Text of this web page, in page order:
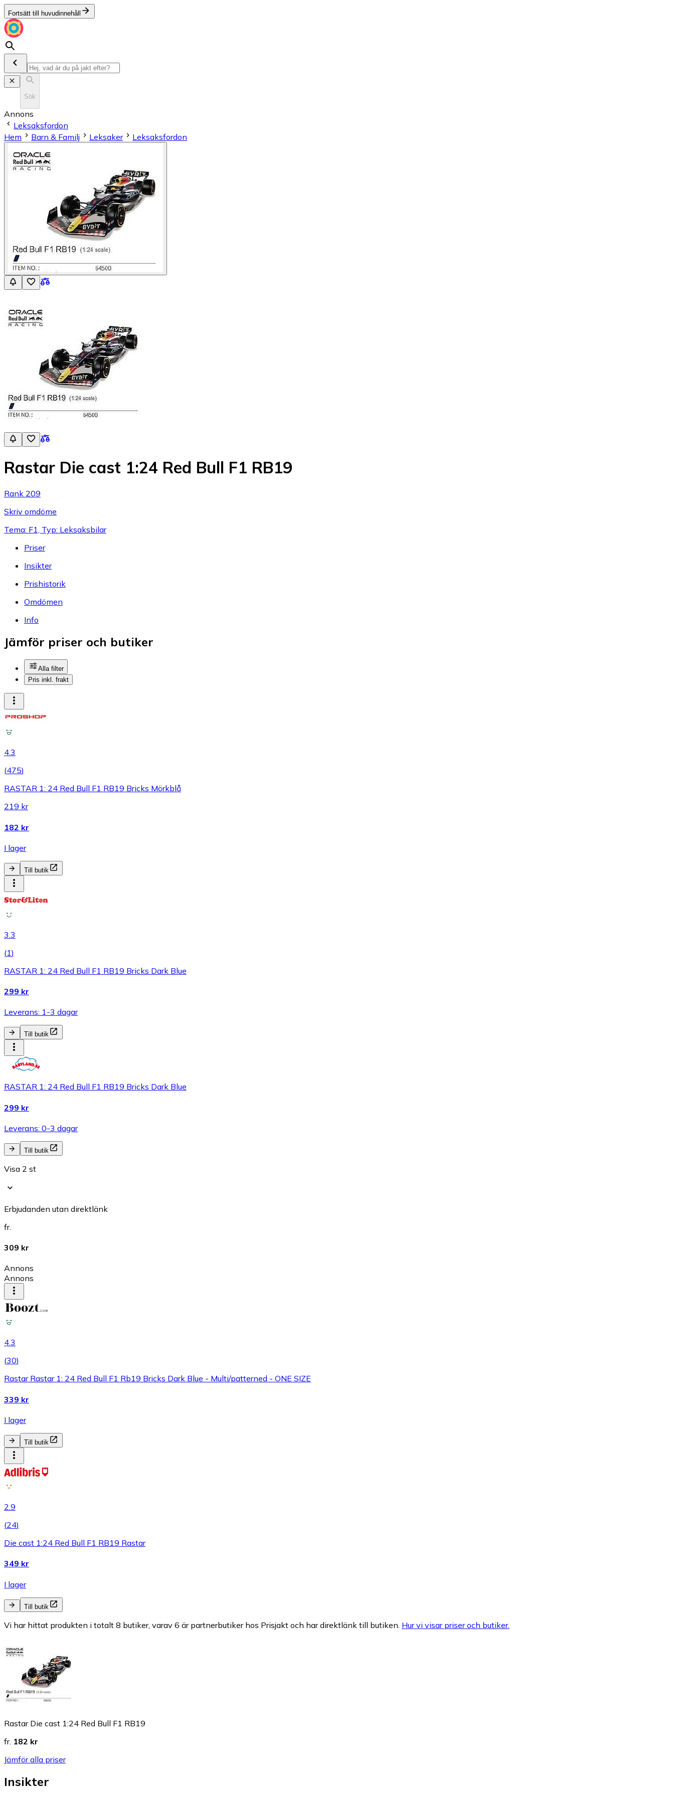
Fortsätt till huvudinnehåll
Sök
Annons
Leksaksfordon
Hem
Barn & Familj Leksaker Leksaksfordon
Rastar Die cast 1:24 Red Bull F1 RB19
Rank 209
Skriv omdöme
Tema: F1, Typ: Leksaksbilar
Priser
Insikter
Prishistorik
Omdömen
Info
Jämför priser och butiker
Alla filter
Pris inkl. frakt
4.3
(475)
RASTAR 1: 24 Red Bull F1 RB19 Bricks Mörkblå
219 kr
182 kr
I lager
Till butik
3.3
(1)
RASTAR 1: 24 Red Bull F1 RB19 Bricks Dark Blue
299 kr
Leverans: 1-3 dagar
Till butik
RASTAR 1: 24 Red Bull F1 RB19 Bricks Dark Blue
299 kr
Leverans: 0-3 dagar
Till butik
Visa 2 st
Erbjudanden utan direktlänk
fr.
309 kr
Annons
Annons
4.3
(30)
Rastar Rastar 1: 24 Red Bull F1 Rb19 Bricks Dark Blue - Multi/patterned - ONE SIZE
339 kr
I lager
Till butik
2.9
(24)
Die cast 1:24 Red Bull F1 RB19 Rastar
349 kr
I lager
Till butik
Vi har hittat produkten i totalt 8 butiker, varav 6 är partnerbutiker hos Prisjakt och har direktlänk till butiken. Hur vi visar priser och butiker.
Rastar Die cast 1:24 Red Bull F1 RB19
fr. 182 kr
Jämför alla priser
Insikter